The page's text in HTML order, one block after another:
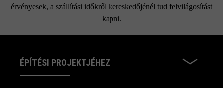
érvényesek, a szállítási időkről kereskedőjénél tud felvilágosítást
kapni.
ÉPÍTÉSI PROJEKTJÉHEZ